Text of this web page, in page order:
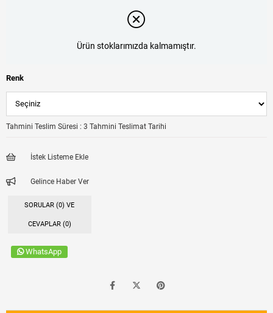
Ürün stoklarımızda kalmamıştır.
Renk
Tahmini Teslim Süresi : 3 Tahmini Teslimat Tarihi
İstek Listeme Ekle
Gelince Haber Ver
SORULAR (0) VE
CEVAPLAR (0)
WhatsApp